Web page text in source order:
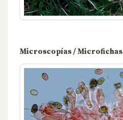
Microscopías / Microfichas